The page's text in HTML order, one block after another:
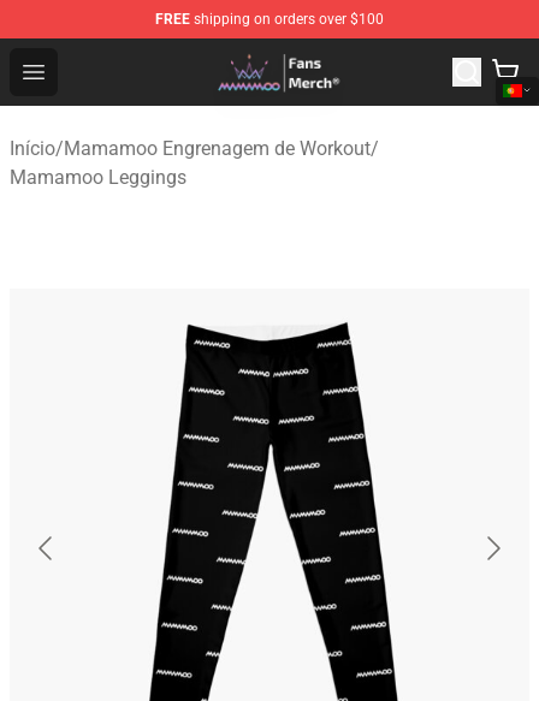
FREE shipping on orders over $100
Open menu
Mamamoo Store - Official Mamamoo Merchandise Shop
Início/Mamamoo Engrenagem de Workout/
Mamamoo Leggings